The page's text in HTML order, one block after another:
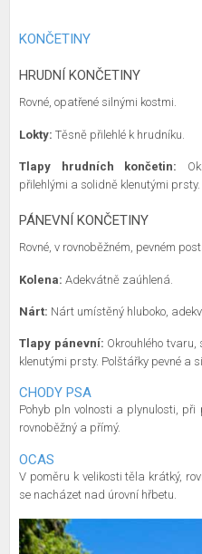
KONČETINY
HRUDNÍ KONČETINY
Rovné, opatřené silnými kostmi.
Lokty: Těsně přilehlé k hrudníku.
Tlapy hrudních končetin:
přilehlými a solidně klenutými
PÁNEVNÍ KONČETINY
Rovné, v rovnoběžném, pevném
Kolena: Adekvátně zaúhlená.
Nárt: Nárt umístěný hluboko,
Tlapy pánevní: Okrouhlého
klenutými prsty. Polštářky pevné a
CHODY PSA
Pohyb pln volnosti a plynulosti,
rovnoběžný a přímý.
OCAS
V poměru k velikosti těla krátký,
se nacházet nad úrovní hřbetu.